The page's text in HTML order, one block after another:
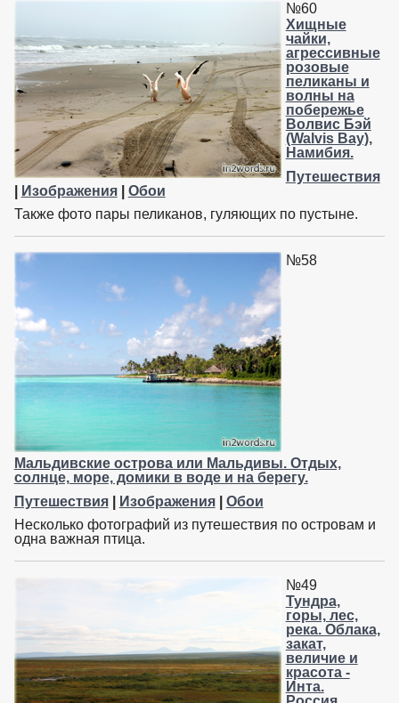
№60
Хищные
чайки,
агрессивные
розовые
пеликаны и
волны на
побережье
Волвис Бэй
(Walvis Bay),
Намибия.
Путешествия
Изображения| Обои
Также фото пары пеликанов, гуляющих по пустыне.
№58
Мальдивские острова или Мальдивы. Отдых,
солнце, море, домики в воде и на берегу.
Путешествия| Изображения| Обои
Несколько фотографий из путешествия по островам и
одна важная птица.
№49
Тундра,
горы, лес,
река. Облака,
закат,
величие и
красота -
Инта.